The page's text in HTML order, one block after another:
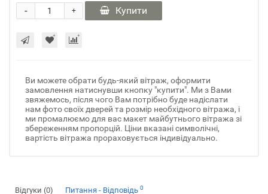
+
- Купити
Ви можете обрати будь-який вітраж, оформити
замовлення натиснувши кнопку "купити". Ми з Вами
звяжемось, після чого Вам потрібно буде надіслати
нам фото своїх дверей та розмір необхідного вітража, і
ми промалюємо для вас макет майбутнього вітража зі
збереженням пропорцій. Ціни вказані символічні,
вартість вітража прораховується індивідуально.
Відгуки (0) Питання - Відповідь 0